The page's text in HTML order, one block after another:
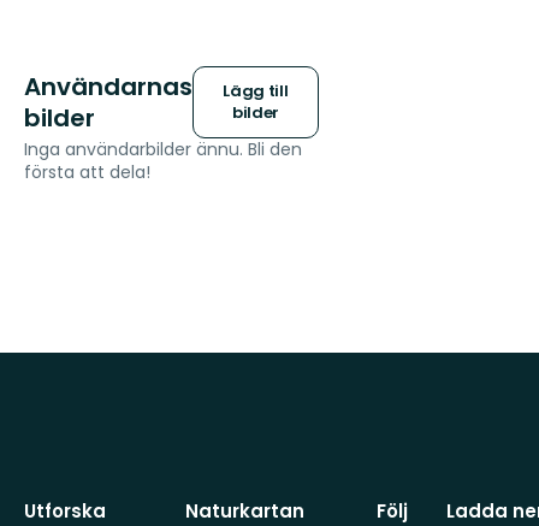
Användarnas
bilder
Lägg till
bilder
Inga användarbilder ännu. Bli den
första att dela!
Utforska
Naturkartan
Följ
Ladda